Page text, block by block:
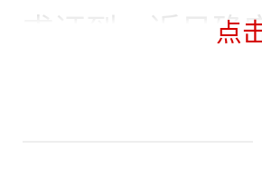
求证到，近日确
已收到通知，7
点